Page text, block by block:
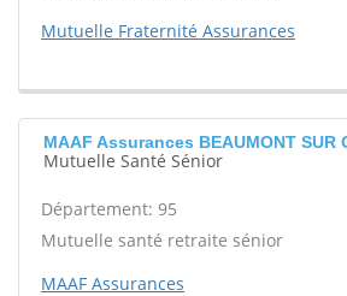
Mutuelle Fraternité Assurances
MAAF Assurances BEAUMONT SUR
Mutuelle Santé Sénior
Département: 95
Mutuelle santé retraite sénior
MAAF Assurances